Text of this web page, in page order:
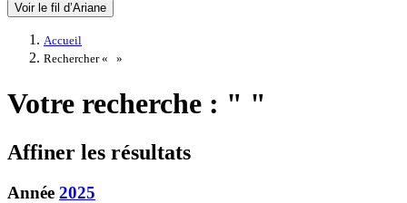
Voir le fil d’Ariane
Accueil
Rechercher «
»
Votre recherche : " "
Affiner les résultats
Année 2025